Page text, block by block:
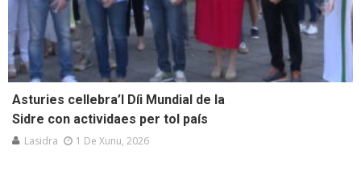
Asturies cellebra’l Díi Mundial de la
Sidre con actividaes per tol país
Lasidra 1 De Xunu, 2026